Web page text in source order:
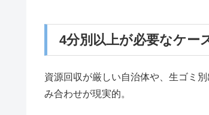
4分別以上が必要なケー
資源回収が厳しい自治体や、生ゴミ別
み合わせが現実的。